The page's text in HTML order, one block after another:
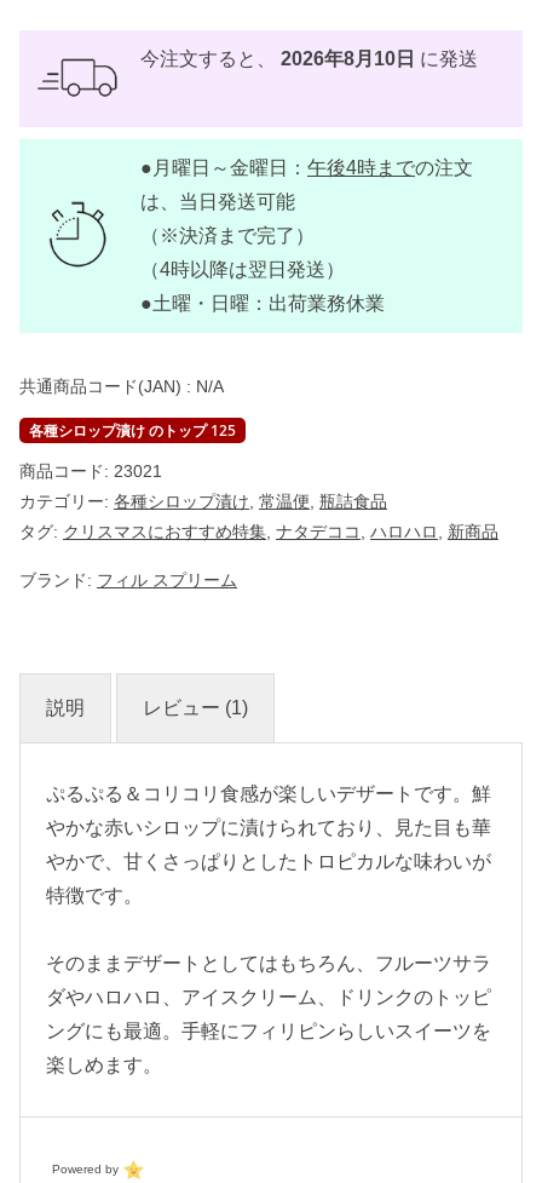
今注文すると、 2026年8月10日 に発送
●月曜日～金曜日： 午後4時までの注文
は、当日発送可能
（※決済まで完了）
（4時以降は翌日発送）
●土曜・日曜：出荷業務休業
共通商品コード(JAN) : N/A
各種シロップ漬け のトップ 125
商品コード: 23021
カテゴリー: 各種シロップ漬け 常温便 瓶詰食品
タグ: クリスマスにおすすめ特集 ナタデココ ハロハロ 新商品
ブランド: フィル スプリーム
説明 レビュー (1)
ぷるぷる＆コリコリ食感が楽しいデザートです。鮮
やかな赤いシロップに漬けられており、見た目も華
やかで、甘くさっぱりとしたトロピカルな味わいが
特徴です。
そのままデザートとしてはもちろん、フルーツサラ
ダやハロハロ、アイスクリーム、ドリンクのトッピ
ングにも最適。手軽にフィリピンらしいスイーツを
楽しめます。
Powered by